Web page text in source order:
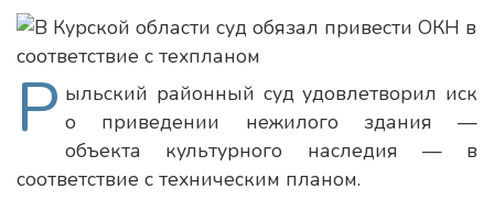
Р ыльский районный суд удовлетворил иск
о приведении нежилого здания —
объекта культурного наследия — в
соответствие с техническим планом.